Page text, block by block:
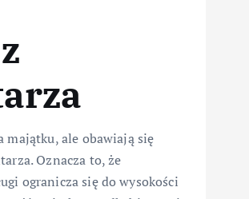
majątku, ale obawiają się
Oznacza to, że
ogranicza się do wysokości